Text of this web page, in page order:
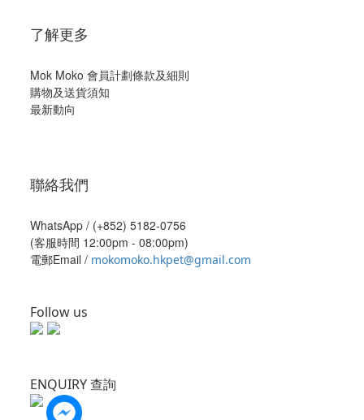
了解更多
Mok Moko 會員計劃條款及細則
購物及送貨須知
最新動向
聯絡我們
WhatsApp / (+852) 5182-0756
(客服時間 12:00pm - 08:00pm)
電郵Email / mokomoko.hkpet@gmail.com
Follow us
ENQUIRY 查詢